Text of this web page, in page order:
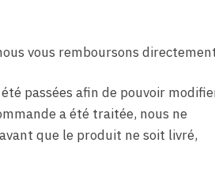
vous remboursons
passées afin de pouvoir
a été traitée, nous ne
que le produit ne soit livré,